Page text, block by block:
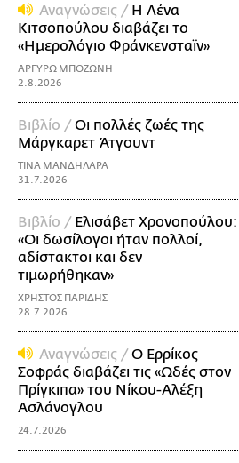
Αναγνώσεις / Η Λένα
Κιτσοπούλου διαβάζει το
«Ημερολόγιο Φράνκενσταϊν»
ΑΡΓΥΡΩ ΜΠΟΖΩΝΗ
2.8.2026
Βιβλίο /Οι πολλές ζωές της
Μάργκαρετ Άτγουντ
ΤΙΝΑ ΜΑΝΔΗΛΑΡΑ
31.7.2026
Βιβλίο / Ελισάβετ Χρονοπούλου:
«Οι δωσίλογοι ήταν πολλοί,
αδίστακτοι και δεν
τιμωρήθηκαν»
ΧΡΗΣΤΟΣ ΠΑΡΙΔΗΣ
28.7.2026
Αναγνώσεις /Ο Ερρίκος
Σοφράς διαβάζει τις «Ωδές στον
Πρίγκιπα» του Νίκoυ-Αλέξη
Ασλάνογλου
24.7.2026